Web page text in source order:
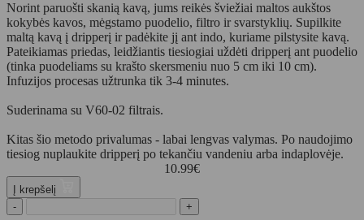
Norint paruošti skanią kavą, jums reikės šviežiai maltos aukštos
kokybės kavos, mėgstamo puodelio, filtro ir svarstyklių. Supilkite
maltą kavą į dripperį ir padėkite jį ant indo, kuriame pilstysite kavą.
Pateikiamas priedas, leidžiantis tiesiogiai uždėti dripperį ant puodelio
(tinka puodeliams su krašto skersmeniu nuo 5 cm iki 10 cm).
Infuzijos procesas užtrunka tik 3-4 minutes.
Suderinama su V60-02 filtrais.
Kitas šio metodo privalumas - labai lengvas valymas. Po naudojimo
tiesiog nuplaukite dripperį po tekančiu vandeniu arba indaplovėje.
10.99€
Į krepšelį
-
+